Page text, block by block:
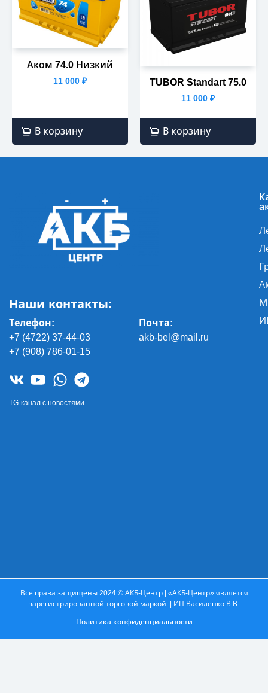
Аком 74.0 Низкий
11 000 ₽
В корзину
TUBOR Standart 75.0
11 000 ₽
В корзину
Наши контакты:
Телефон:
+7 (4722) 37-44-03
+7 (908) 786-01-15
Почта:
akb-bel@mail.ru
TG-канал с новостями
Все права защищены 2024 © АКБ-Центр | «АКБ-Центр» является
зарегистрированной торговой маркой. | ИП Василенко В.В.
Политика конфиденциальности